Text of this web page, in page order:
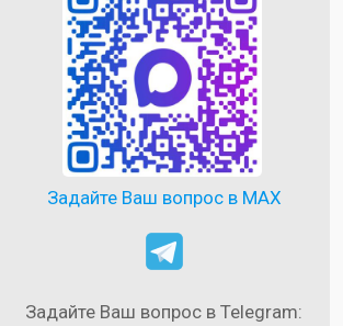
Задайте Ваш вопрос в MAX
Задайте Ваш вопрос в Telegram: